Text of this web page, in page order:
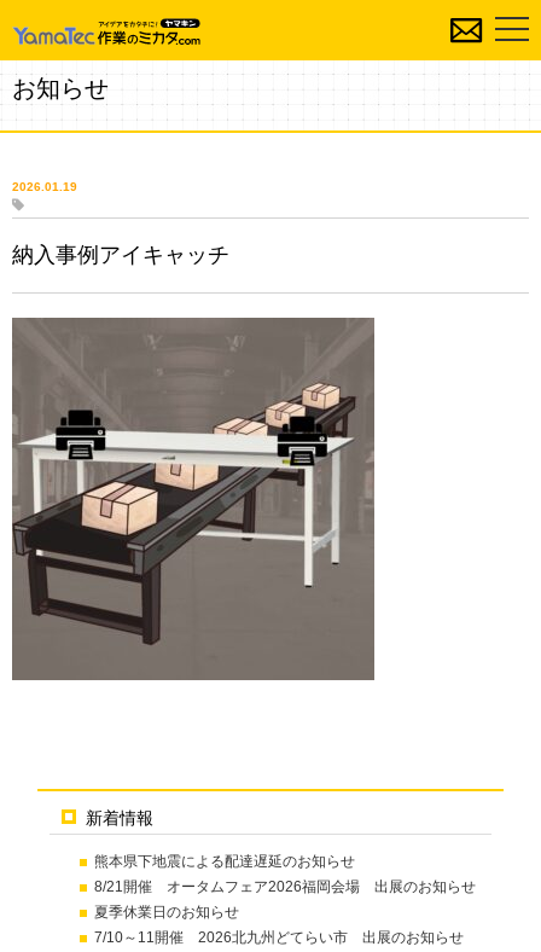
お知らせ
新着情報
熊本県下地震による配達遅延のお知らせ
8/21開催 オータムフェア2026福岡会場 出展のお知らせ
夏季休業日のお知らせ
7/10～11開催 2026北九州どてらい市 出展のお知らせ
2026.01.19
納入事例アイキャッチ